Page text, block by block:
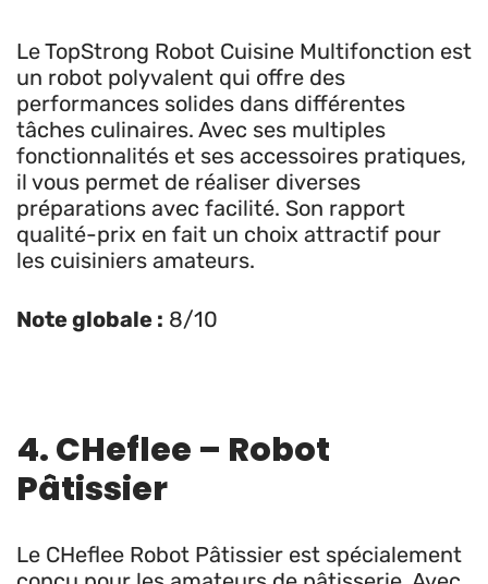
Le TopStrong Robot Cuisine Multifonction est
un robot polyvalent qui offre des
performances solides dans différentes
tâches culinaires. Avec ses multiples
fonctionnalités et ses accessoires pratiques,
il vous permet de réaliser diverses
préparations avec facilité. Son rapport
qualité-prix en fait un choix attractif pour
les cuisiniers amateurs.
Note globale : 8/10
4. CHeflee – Robot
Pâtissier
Le CHeflee Robot Pâtissier est spécialement